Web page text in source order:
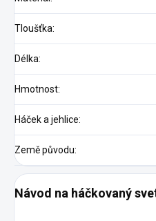
Tloušťka:
Délka:
Hmotnost:
Háček a jehlice:
Země původu:
Návod na háčkovaný